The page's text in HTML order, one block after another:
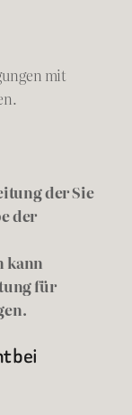
mit
der Sie
der
kann
für
bei